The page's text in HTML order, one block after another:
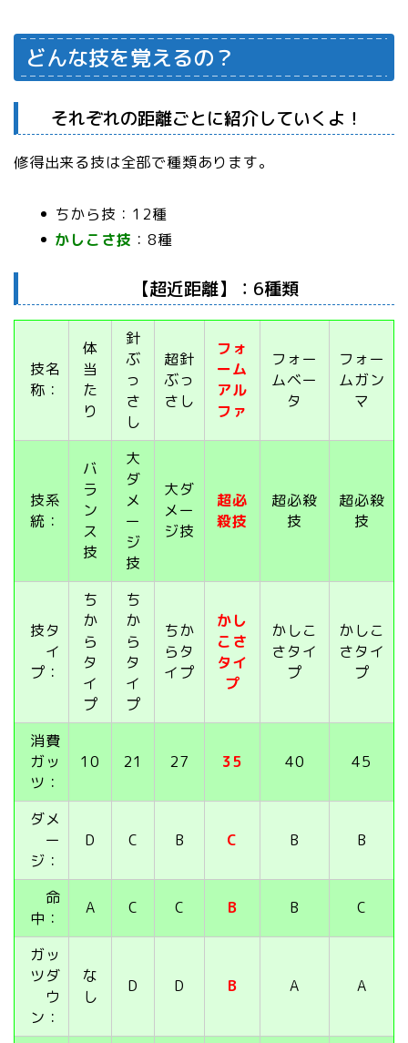
どんな技を覚えるの？
それぞれの距離ごとに紹介していくよ！
修得出来る技は全部で種類あります。
ちから技：12種
かしこさ技 ：8種
【超近距離】：6種類
技名
称：
体
当
た
り
針
ぶ
っ
さ
し
超針
ぶっ
さし
フォ
ーム
アル
ファ
フォー
ムベー
タ
フォー
ムガン
マ
技系
統：
バ
ラ
ン
ス
技
大
ダ
メ
ー
ジ
技
大ダ
メー
ジ技
超必
殺技
超必殺
技
超必殺
技
技タ
イ
プ：
ち
か
ら
タ
イ
プ
ち
か
ら
タ
イ
プ
ちか
らタ
イプ
かし
こさ
タイ
プ
かしこ
さタイ
プ
かしこ
さタイ
プ
消費
ガッ
ツ：
10 21 27 35 40 45
ダメ
ー
ジ：
D C B C B B
命
中：
A C C B B C
ガッ
ツダ
ウ
ン：
な
し
D D B A A